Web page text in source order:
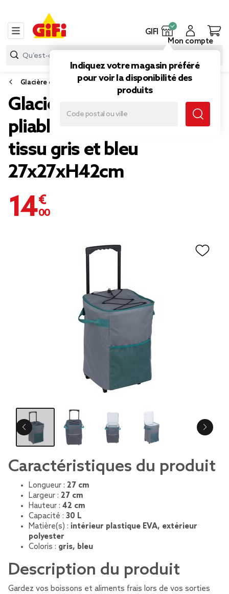
GIFI
Indiquez votre magasin préféré
pour voir la disponibilité des
produits
Mon compte
Glacière et bloc réfrigérant
Glacière 30L à roulettes
pliable chariot fraîcheur
tissu gris et bleu
27x27xH42cm
14,00 €
Caractéristiques du produit
Longueur : 27 cm
Largeur : 27 cm
Hauteur : 42 cm
Capacité : 30 L
Matière(s) : intérieur plastique EVA, extérieur
polyester
Coloris : gris, bleu
Description du produit
Gardez vos boissons et aliments frais lors de vos sorties